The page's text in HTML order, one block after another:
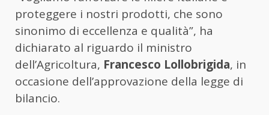
proteggere i nostri prodotti, che sono
sinonimo di eccellenza e qualità”, ha
dichiarato al riguardo il ministro
dell’Agricoltura, Francesco Lollobrigida, in
occasione dell’approvazione della legge di
bilancio.